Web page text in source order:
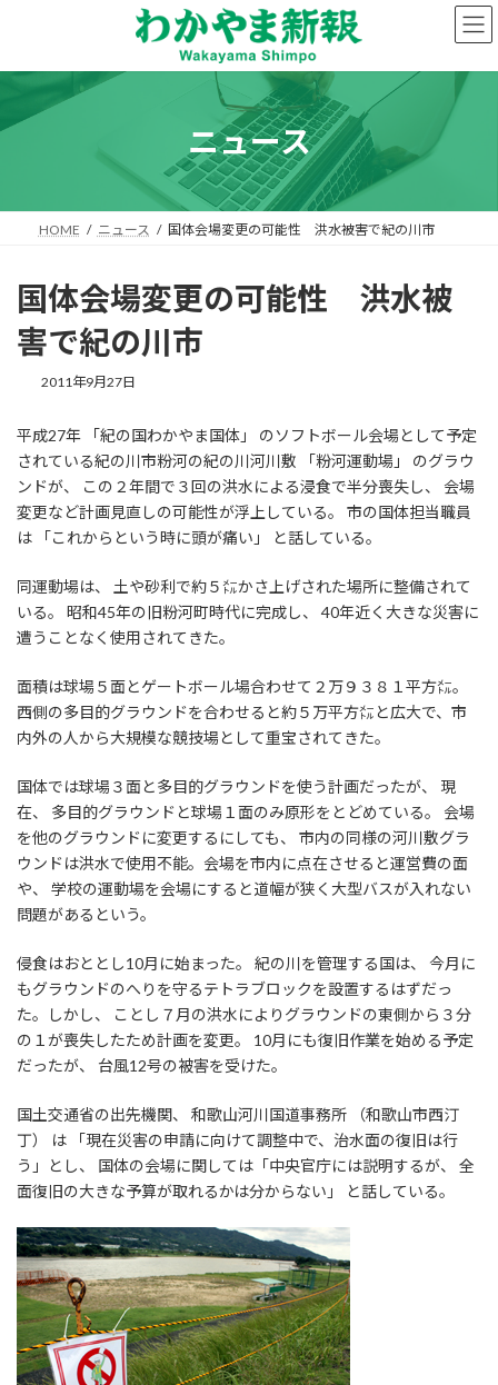
ン
へ
プ
ー
ョ
動
ニュース
HOME ニュース 国体会場変更の可能性 洪水被害で紀の川市
国体会場変更の可能性 洪水被
害で紀の川市
2011年9月27日
平成27年 「紀の国わかやま国体」 のソフトボール会場として予定
されている紀の川市粉河の紀の川河川敷 「粉河運動場」 のグラウ
ンドが、 この２年間で３回の洪水による浸食で半分喪失し、 会場
変更など計画見直しの可能性が浮上している。 市の国体担当職員
は 「これからという時に頭が痛い」 と話している。
同運動場は、 土や砂利で約５㍍かさ上げされた場所に整備されて
いる。 昭和45年の旧粉河町時代に完成し、 40年近く大きな災害に
遭うことなく使用されてきた。
面積は球場５面とゲートボール場合わせて２万９３８１平方㍍。
西側の多目的グラウンドを合わせると約５万平方㍍と広大で、市
内外の人から大規模な競技場として重宝されてきた。
国体では球場３面と多目的グラウンドを使う計画だったが、 現
在、 多目的グラウンドと球場１面のみ原形をとどめている。 会場
を他のグラウンドに変更するにしても、 市内の同様の河川敷グラ
ウンドは洪水で使用不能。会場を市内に点在させると運営費の面
や、 学校の運動場を会場にすると道幅が狭く大型バスが入れない
問題があるという。
侵食はおととし10月に始まった。 紀の川を管理する国は、 今月に
もグラウンドのへりを守るテトラブロックを設置するはずだっ
た。しかし、 ことし７月の洪水によりグラウンドの東側から３分
の１が喪失したため計画を変更。 10月にも復旧作業を始める予定
だったが、 台風12号の被害を受けた。
国土交通省の出先機関、 和歌山河川国道事務所 （和歌山市西汀
丁） は 「現在災害の申請に向けて調整中で、治水面の復旧は行
う」とし、 国体の会場に関しては「中央官庁には説明するが、 全
面復旧の大きな予算が取れるかは分からない」 と話している。